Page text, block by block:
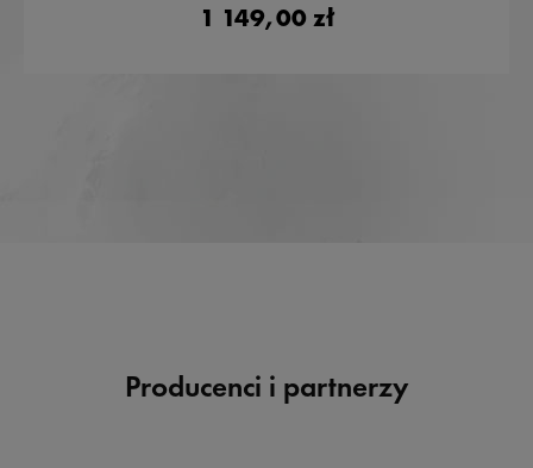
1 149,00 zł
Producenci i partnerzy